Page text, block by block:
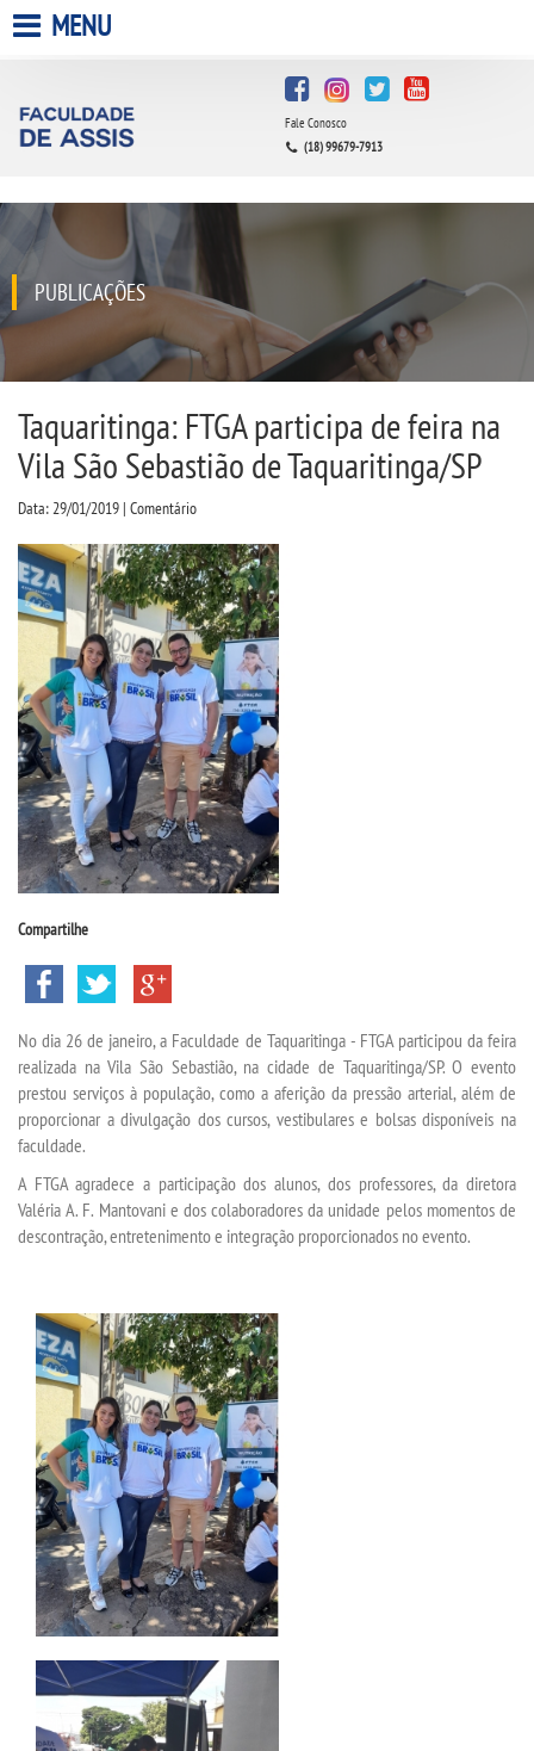
A FACULDADE
QUEM SOMOS
INFRAESTRUTURA
BIBLIOTECA
CPA
PROUNI
CURSOS
BACHARELADOS
LICENCIATURAS
TECNOLÓGICOS
VESTIBULAR
INSCREVA-SE
TRANSFERÊNCIA
SEGUNDA GRADUAÇÃO
MATRÍCULA
PUBLICAÇÕES
DESTAQUES
REVISTAS ELETRÔNICAS
REVISTA TRANSVERSAL
UNIESP NEWS
REPOSITÓRIO
MANUAIS
MENU
Fale Conosco
(18) 99679-7913
PUBLICAÇÕES
Taquaritinga: FTGA participa de feira na
Vila São Sebastião de Taquaritinga/SP
Data: 29/01/2019 | Comentário
Compartilhe
No dia 26 de janeiro, a Faculdade de Taquaritinga - FTGA participou da feira
realizada na Vila São Sebastião, na cidade de Taquaritinga/SP. O evento
prestou serviços à população, como a aferição da pressão arterial, além de
proporcionar a divulgação dos cursos, vestibulares e bolsas disponíveis na
faculdade.
A FTGA agradece a participação dos alunos, dos professores, da diretora
Valéria A. F. Mantovani e dos colaboradores da unidade pelos momentos de
descontração, entretenimento e integração proporcionados no evento.